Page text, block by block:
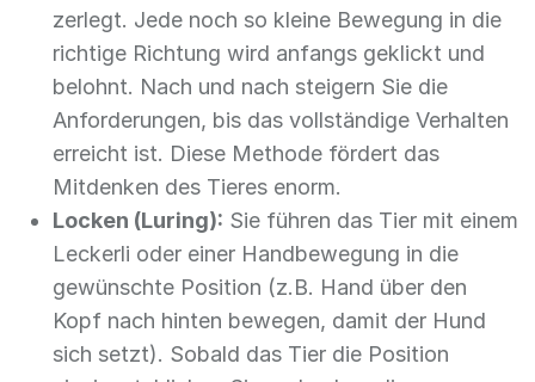
zerlegt. Jede noch so kleine Bewegung in die
richtige Richtung wird anfangs geklickt und
belohnt. Nach und nach steigern Sie die
Anforderungen, bis das vollständige Verhalten
erreicht ist. Diese Methode fördert das
Mitdenken des Tieres enorm.
Locken (Luring): Sie führen das Tier mit einem
Leckerli oder einer Handbewegung in die
gewünschte Position (z.B. Hand über den
Kopf nach hinten bewegen, damit der Hund
sich setzt). Sobald das Tier die Position